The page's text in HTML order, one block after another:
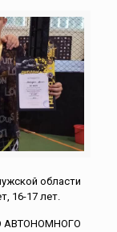
области
16-17 лет.
АВТОНОМНОГО